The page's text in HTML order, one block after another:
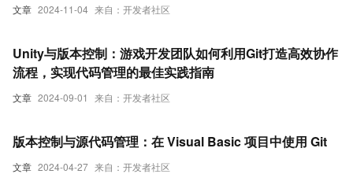
文章 2024-11-04 来自：开发者社区
文章 2024-09-01 来自：开发者社区
Unity与版本控制：游戏开发团队如何利用Git打造高效协作
流程，实现代码管理的最佳实践指南
文章 2024-04-27 来自：开发者社区
版本控制与源代码管理：在 Visual Basic 项目中使用 Git